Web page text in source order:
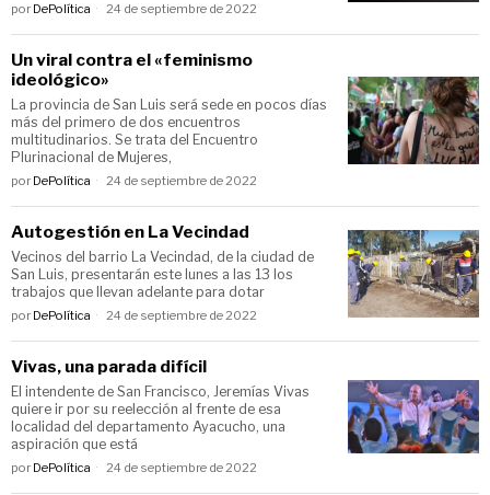
por DePolítica 24 de septiembre de 2022
Un viral contra el «feminismo
ideológico»
La provincia de San Luis será sede en pocos días
más del primero de dos encuentros
multitudinarios. Se trata del Encuentro
Plurinacional de Mujeres,
por DePolítica 24 de septiembre de 2022
Autogestión en La Vecindad
Vecinos del barrio La Vecindad, de la ciudad de
San Luis, presentarán este lunes a las 13 los
trabajos que llevan adelante para dotar
por DePolítica 24 de septiembre de 2022
Vivas, una parada difícil
El intendente de San Francisco, Jeremías Vivas
quiere ir por su reelección al frente de esa
localidad del departamento Ayacucho, una
aspiración que está
por DePolítica 24 de septiembre de 2022